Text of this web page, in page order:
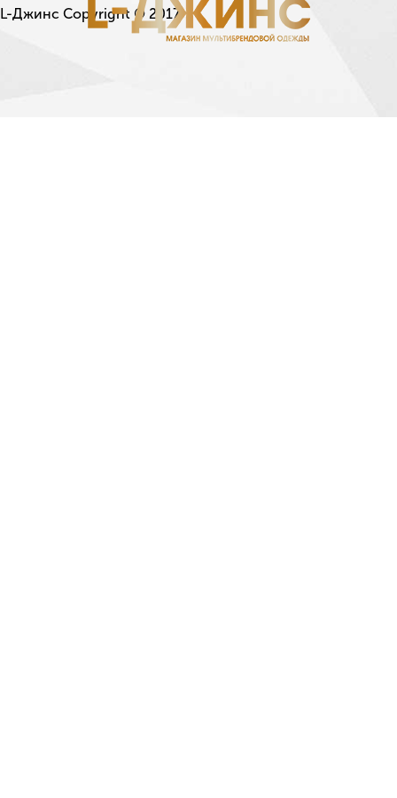
L-Джинс Copyright © 2017.